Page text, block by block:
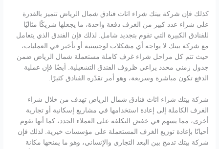
كذلك فإن شركة بيتك شراء اثاث فنادق شمال الرياض تتميز بالقدرة
على شراء عدد كبير من الغرف دفعة واحدة، ما يجعلها شريكًا مثاليًا
للفنادق الكبيرة التي تقوم بتجديد شامل. لذلك فإن الفندق الذي يتعامل
مع شركة بيتك لا يواجه أي مشكلات لوجستية أو تأخير في العمليات،
حيث تتم كل مراحل شراء غرف كاملة مستعملة شمال الرياض ضمن
جدول زمني محدد يراعي ظروف الفندق التشغيلية. أيضًا فإن عملية
الدفع تكون مباشرة وسريعة، وهو أمر تقدّره الفنادق كثيرًا.
شركة بيتك شراء اثاث فنادق شمال الرياض تهدف من خلال شراء
الغرف الكاملة إلى إعادة استخدامها في مشاريع إسكانية أو تجارية
أخرى، مما يسهم في خفض التكلفة على العملاء الجدد، كما أنها تقوم
أحيانًا بإعادة توزيع الغرف المستعملة على مؤسسات خيرية. لذلك فإن
شركة بيتك تدمج بين البعد التجاري والإنساني، وهو ما يمنحها مكانة